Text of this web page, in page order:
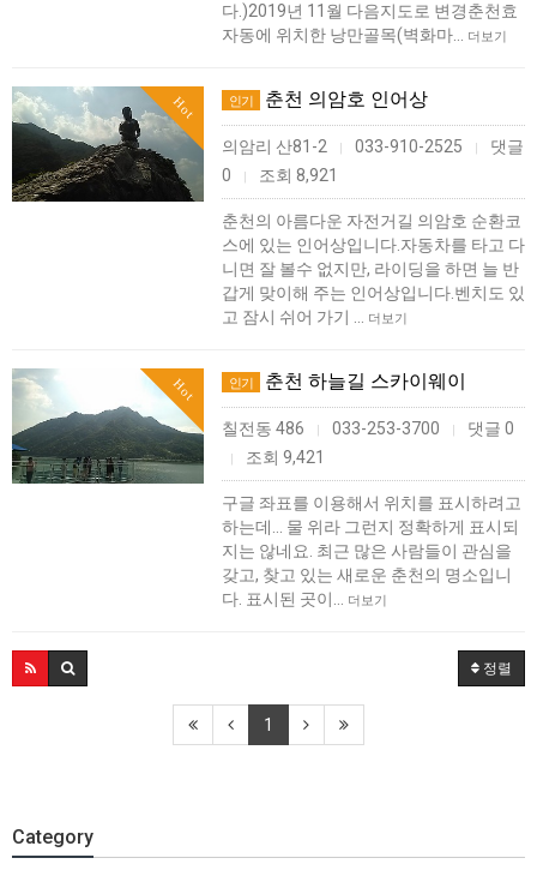
다.)2019년 11월 다음지도로 변경춘천효
자동에 위치한 낭만골목(벽화마…
더보기
Hot 인기 춘천 의암호 인어상
의암리 산81-2 | 033-910-2525 |
댓글
0
| 조회 8,921
춘천의 아름다운 자전거길 의암호 순환코
스에 있는 인어상입니다.자동차를 타고 다
니면 잘 볼수 없지만, 라이딩을 하면 늘 반
갑게 맞이해 주는 인어상입니다.벤치도 있
고 잠시 쉬어 가기 …
더보기
Hot 인기 춘천 하늘길 스카이웨이
칠전동 486 | 033-253-3700 | 댓글 0
| 조회 9,421
구글 좌표를 이용해서 위치를 표시하려고
하는데... 물 위라 그런지 정확하게 표시되
지는 않네요. 최근 많은 사람들이 관심을
갖고, 찾고 있는 새로운 춘천의 명소입니
다. 표시된 곳이…
더보기
정렬
1
Category